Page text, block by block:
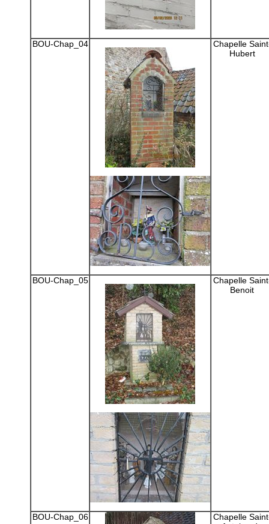
BOU-Chap_04
Chapelle
Hubert
BOU-Chap_05
Chapelle
Benoit
BOU-Chap_06
Chapelle